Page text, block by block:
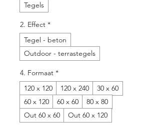
Tegels
2. Effect *
Tegel - beton
Outdoor - terrastegels
4. Formaat *
120 x 120
120 x 240
30 x 60
60 x 120
60 x 60
80 x 80
Out 60 x 60
Out 60 x 120